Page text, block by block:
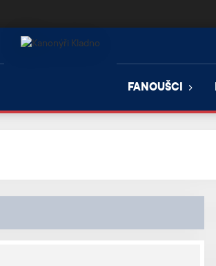
FANOUŠCI